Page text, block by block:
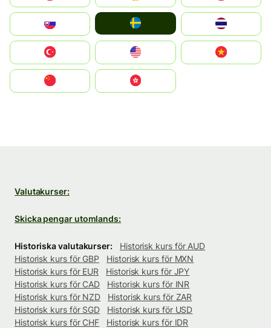
United States
中國香港特別行政區
Valutakurser:
Skicka pengar utomlands:
Historiska valutakurser:
Historisk kurs för AUD
Historisk kurs för GBP
Historisk kurs för MXN
Historisk kurs för EUR
Historisk kurs för JPY
Historisk kurs för CAD
Historisk kurs för INR
Historisk kurs för NZD
Historisk kurs för ZAR
Historisk kurs för SGD
Historisk kurs för USD
Historisk kurs för CHF
Historisk kurs för IDR